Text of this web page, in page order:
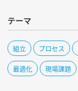
テーマ
組立 プロセス
最適化 現場課題